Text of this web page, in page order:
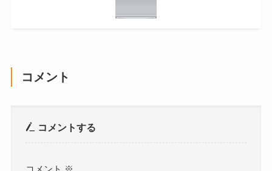
コメント
コメントする